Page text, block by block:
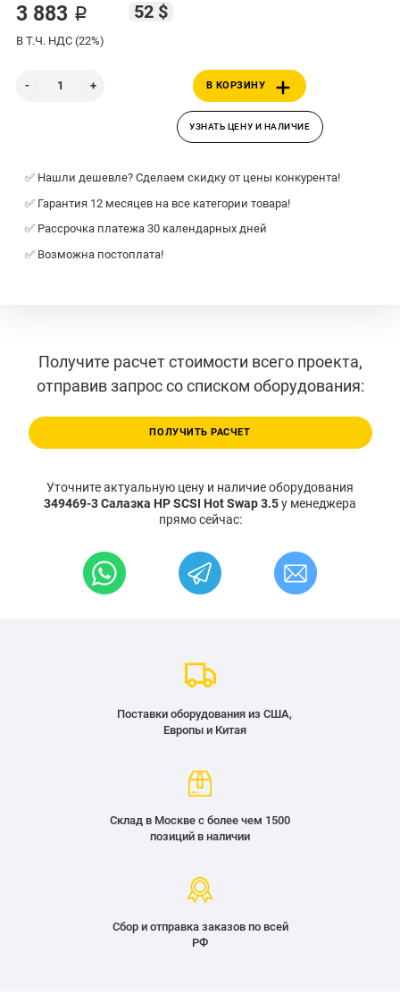
3 883 ₽ 52 $
В Т.Ч. НДС (22%)
В КОРЗИНУ
УЗНАТЬ ЦЕНУ И НАЛИЧИЕ
✅ Нашли дешевле? Сделаем скидку от цены конкурента!
✅ Гарантия 12 месяцев на все категории товара!
✅ Рассрочка платежа 30 календарных дней
✅ Возможна постоплата!
Получите расчет стоимости всего проекта,
отправив запрос со списком оборудования:
ПОЛУЧИТЬ РАСЧЕТ
Уточните актуальную цену и наличие оборудования
349469-3 Салазка HP SCSI Hot Swap 3.5у менеджера
прямо сейчас:
Поставки оборудования из США,
Европы и Китая
Склад в Москве с более чем 1500
позиций в наличии
Сбор и отправка заказов по всей
РФ